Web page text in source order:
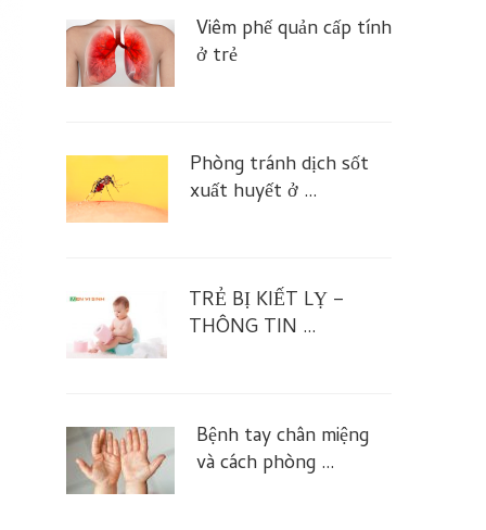
Viêm phế quản cấp tính
ở trẻ
Phòng tránh dịch sốt
xuất huyết ở …
TRẺ BỊ KIẾT LỴ –
THÔNG TIN …
Bệnh tay chân miệng
và cách phòng …